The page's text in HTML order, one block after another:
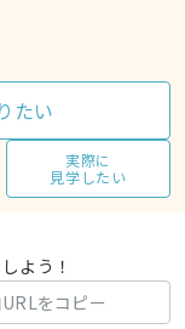
たい
実際に
見学したい
よう！
URLをコピー